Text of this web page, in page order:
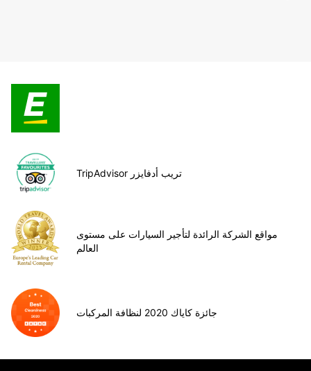
TripAdvisor تريب أدفايزر
مواقع الشركة الرائدة لتأجير السيارات على مستوى
العالم
جائزة كاياك 2020 لنظافة المركبات